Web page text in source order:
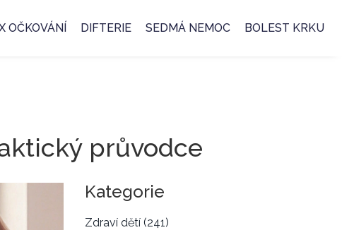
OČKOVÁNÍ DIFTERIE SEDMÁ NEMOC BOLEST KRKU
průvodce
Kategorie
Zdraví dětí (241)